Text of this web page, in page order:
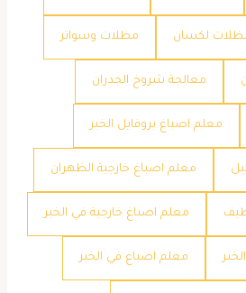
لكسان مظلات وسواتر
معالجة شروخ الجدران
معلم اصباغ بروفايل الخبر
معلم اصباغ خارجية الظهران
معلم اصباغ خارجية في الخبر
معلم اصباغ في الخبر